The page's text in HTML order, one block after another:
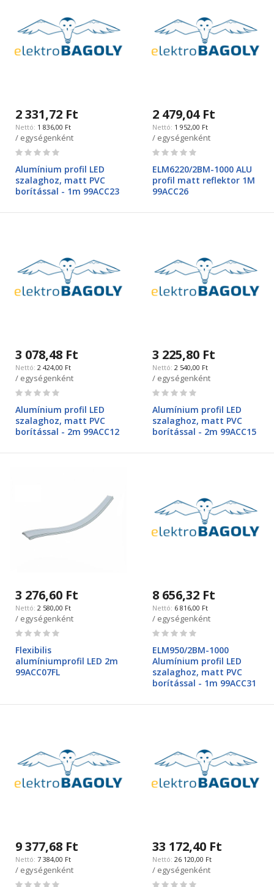
2 331,72 Ft
1 836,00 Ft
/ egységenként
Rating:
Alumínium profil LED
szalaghoz, matt PVC
borítással - 1m 99ACC23
2 479,04 Ft
1 952,00 Ft
/ egységenként
Rating:
ELM6220/2BM-1000 ALU
profil matt reflektor 1M
99ACC26
3 078,48 Ft
2 424,00 Ft
/ egységenként
Rating:
Alumínium profil LED
szalaghoz, matt PVC
borítással - 2m 99ACC12
3 225,80 Ft
2 540,00 Ft
/ egységenként
Rating:
Alumínium profil LED
szalaghoz, matt PVC
borítással - 2m 99ACC15
3 276,60 Ft
2 580,00 Ft
/ egységenként
Rating:
Flexibilis
alumíniumprofil LED 2m
99ACC07FL
8 656,32 Ft
6 816,00 Ft
/ egységenként
Rating:
ELM950/2BM-1000
Alumínium profil LED
szalaghoz, matt PVC
borítással - 1m 99ACC31
9 377,68 Ft
7 384,00 Ft
/ egységenként
Rating:
33 172,40 Ft
26 120,00 Ft
/ egységenként
Rating: